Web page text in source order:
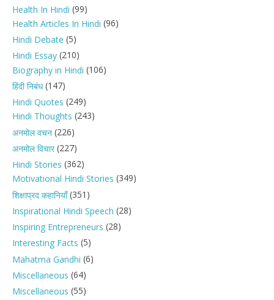
Health In Hindi (99)
Health Articles In Hindi (96)
Hindi Debate (5)
Hindi Essay (210)
Biography in Hindi (106)
हिंदी निबंध(147)
Hindi Quotes (249)
Hindi Thoughts (243)
अनमोल वचन (226)
अनमोल विचार(227)
Hindi Stories (362)
Motivational Hindi Stories (349)
शिक्षाप्रद कहानियाँ(351)
Inspirational Hindi Speech (28)
Inspiring Entrepreneurs (28)
Interesting Facts (5)
Mahatma Gandhi (6)
Miscellaneous (64)
Miscellaneous (55)